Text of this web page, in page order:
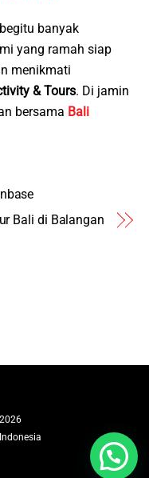
banyak
yang ramah siap
menikmati
& Tours. Di jamin
bersama Bali
Bali di Balangan